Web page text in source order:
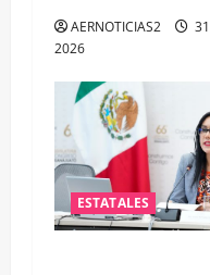
AERNOTICIAS2
2026
ESTATALES